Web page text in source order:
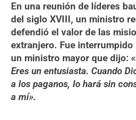
En una reunión de líderes
del siglo XVIII, un ministro
defendió el valor de las
extranjero. Fue
un ministro mayor que dijo:
Eres un entusiasta. Cuando
a los paganos, lo hará sin
a mí».